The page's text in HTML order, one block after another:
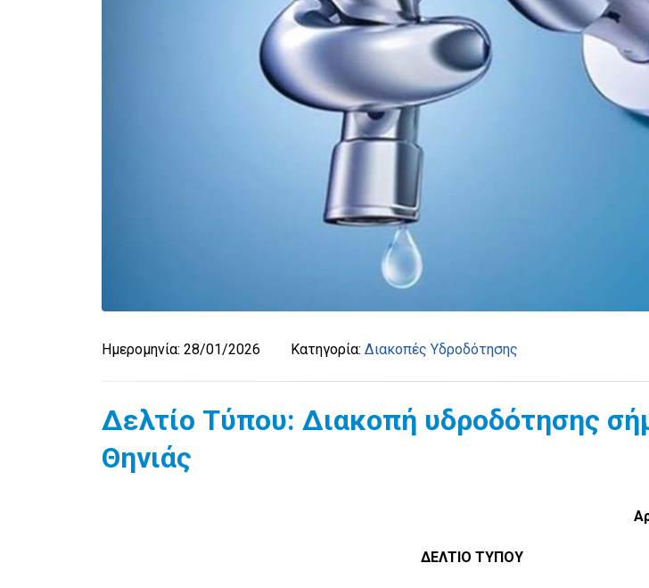
Ημερομηνία: 28/01/2026 Κατηγορία: Διακοπές Υδροδότησης
Δελτίο Τύπου: Διακοπή υδροδότησης
Θηνιάς
ΔΕΛΤΙΟ ΤΥΠΟΥ